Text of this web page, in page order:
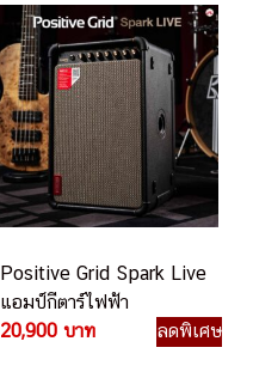
Positive Grid Spark Live
แอมป์กีตาร์ไฟฟ้า
20,900 บาท
ลดพิเศษ